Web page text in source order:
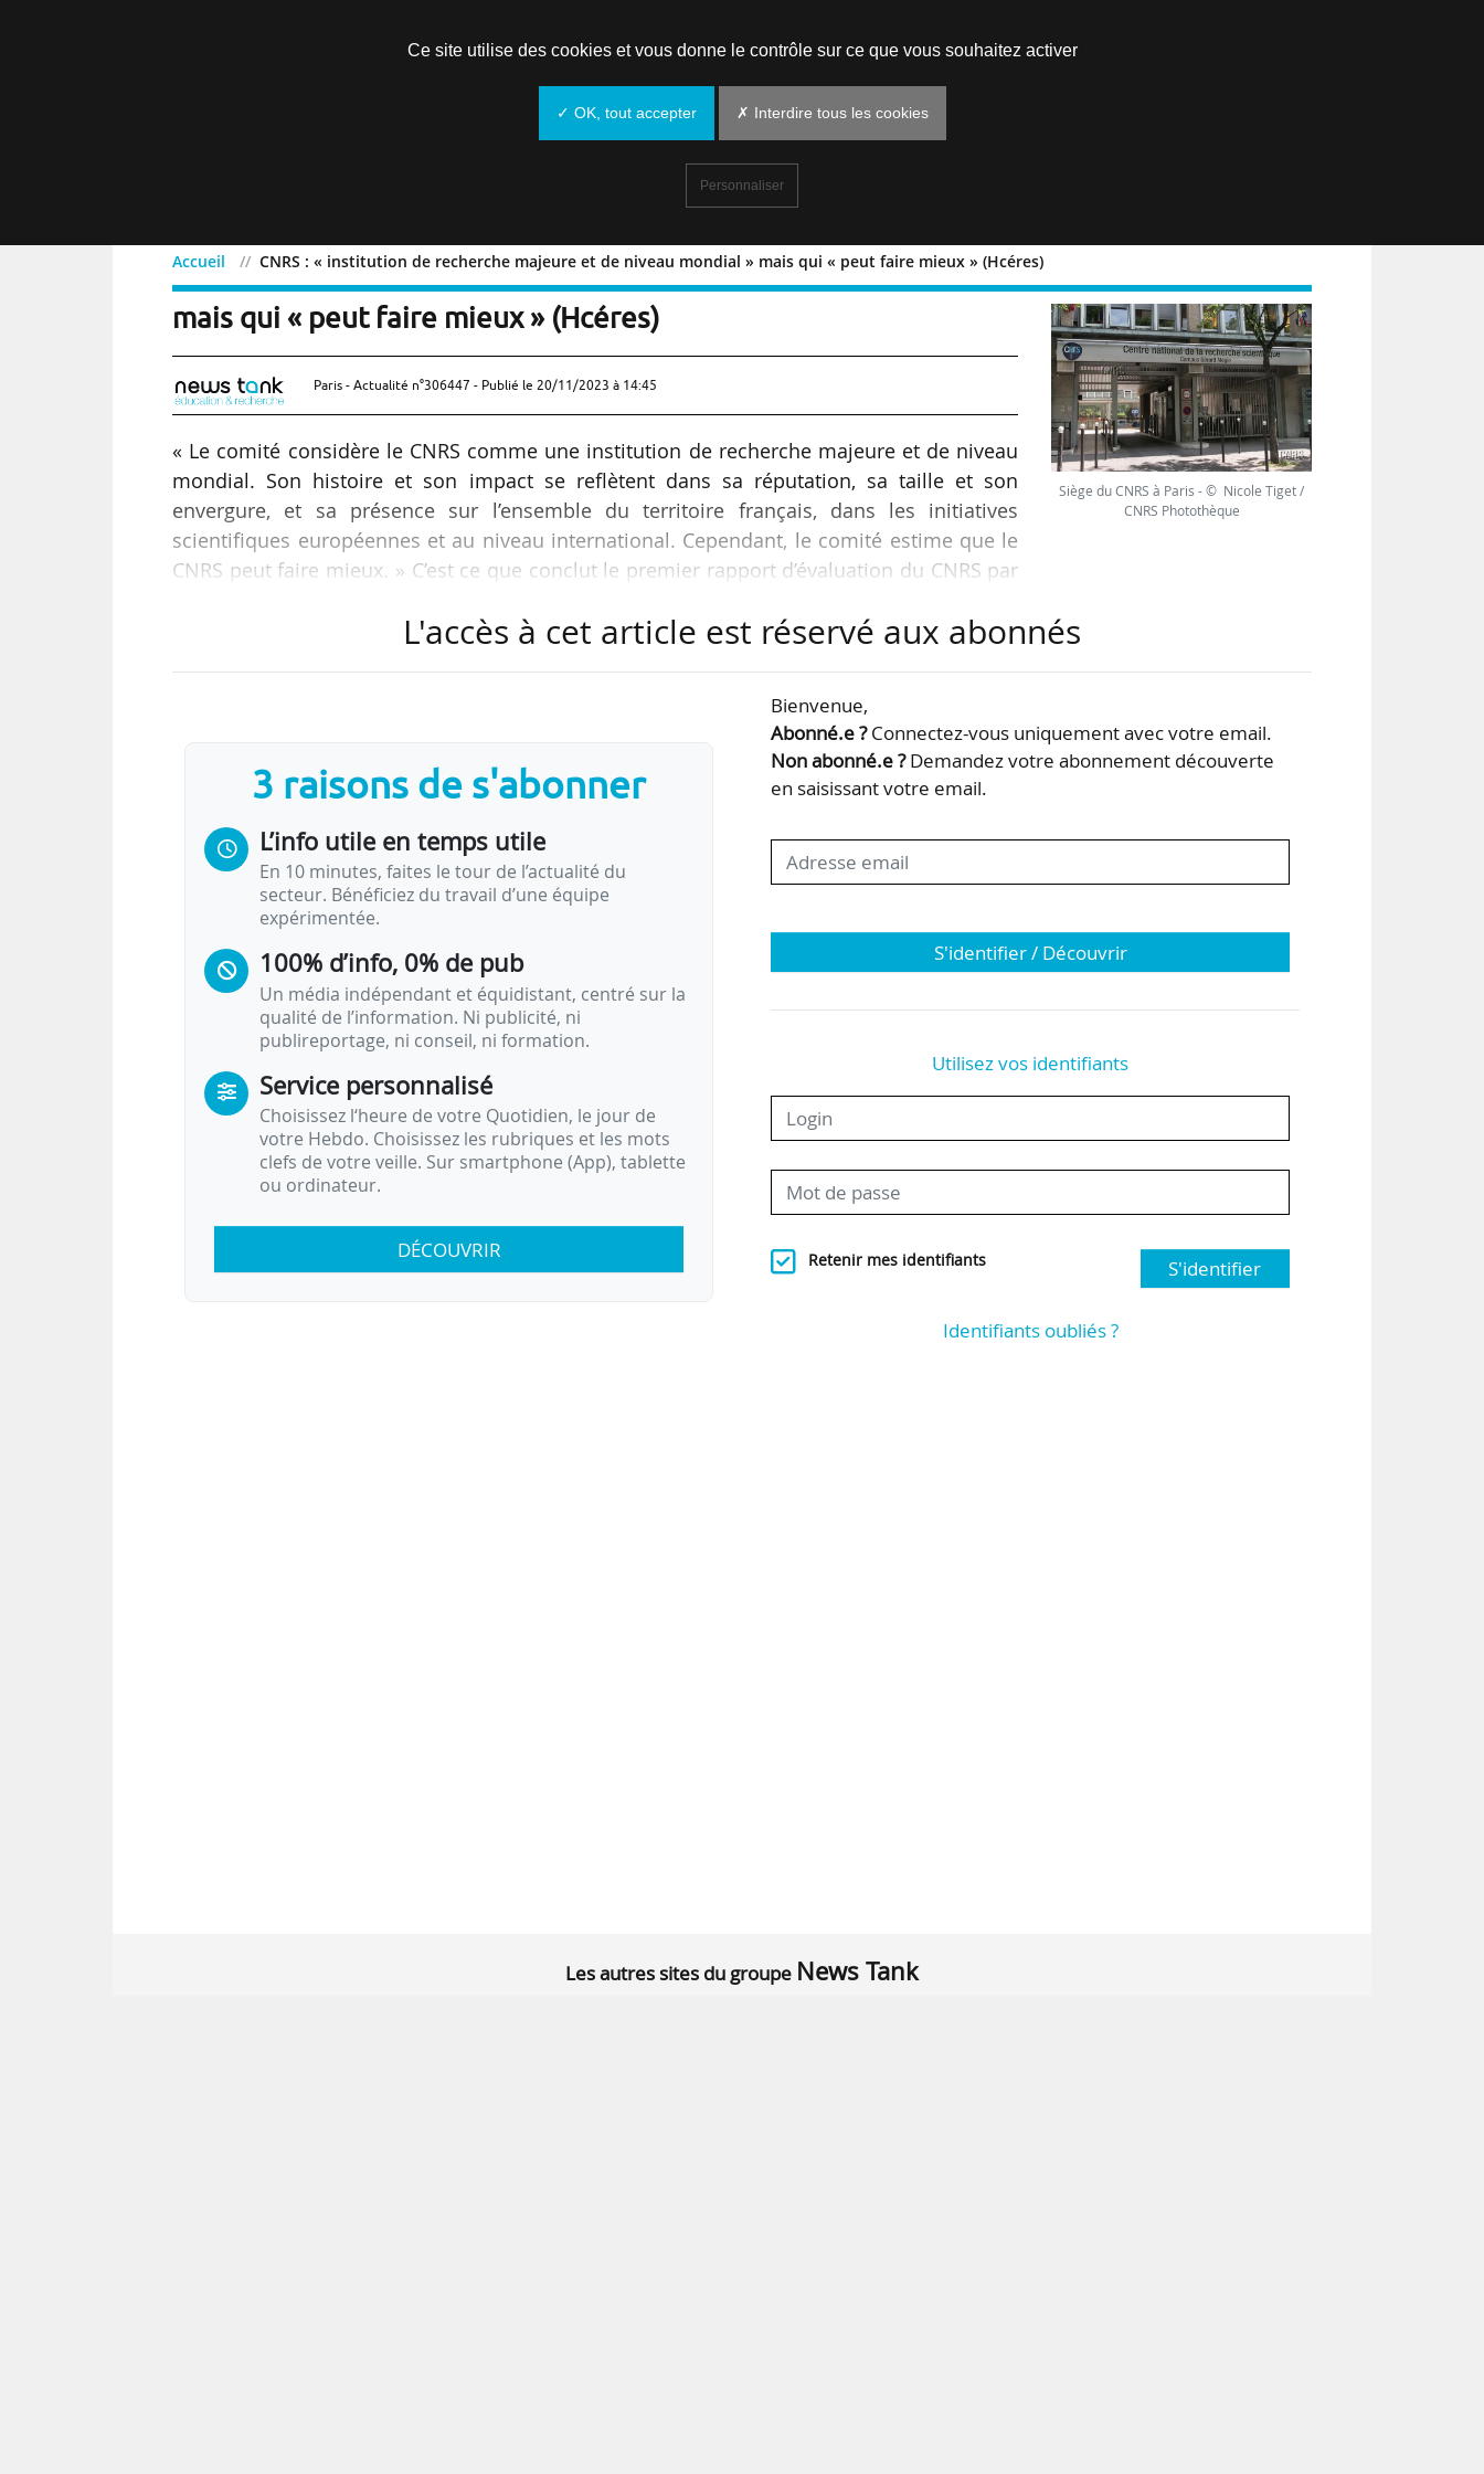
Accueil CNRS : « institution de recherche majeure et de niveau mondial » mais qui « peut faire mieux » (Hcéres)
CNRS : « institution de recherche majeure et de niveau mondial »
mais qui « peut faire mieux » (Hcéres)
Paris - Actualité n°306447 - Publié le 20/11/2023 à 14:45
« Le comité considère le CNRS comme une institution de recherche majeure et de niveau
mondial. Son histoire et son impact se reflètent dans sa réputation, sa taille et son
envergure, et sa présence sur l’ensemble du territoire français, dans les initiatives
scientifiques européennes et au niveau international. Cependant, le comité estime que le
CNRS peut faire mieux. » C’est ce que conclut le premier rapport d’évaluation du CNRS par
administratif, le dialogue entre la société et la science, l’innovation et l’émergence de
Siège du CNRS à Paris - © Nicole Tiget /
CNRS Photothèque
L'accès à cet article est réservé aux abonnés
3 raisons de s'abonner
L’info utile en temps utile
En 10 minutes, faites le tour de l’actualité du
secteur. Bénéficiez du travail d’une équipe
expérimentée.
100% d’info, 0% de pub
Un média indépendant et équidistant, centré sur la
qualité de l’information. Ni publicité, ni
publireportage, ni conseil, ni formation.
Service personnalisé
Choisissez l‘heure de votre Quotidien, le jour de
votre Hebdo. Choisissez les rubriques et les mots
clefs de votre veille. Sur smartphone (App), tablette
ou ordinateur.
DÉCOUVRIR
Bienvenue,
Abonné.e ?Connectez-vous uniquement avec votre email.
Non abonné.e ?Demandez votre abonnement découverte
en saisissant votre email.
S'identifier / Découvrir
Utilisez vos identifiants
Retenir mes identifiants S'identifier
Identifiants oubliés ?
Les autres sites du groupe News Tank
Ce site utilise des cookies et vous donne le contrôle sur ce que vous souhaitez activer
✓ OK, tout accepter ✗ Interdire tous les cookies
Personnaliser